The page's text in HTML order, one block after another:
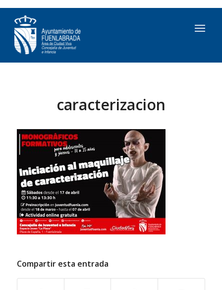
caracterizacion
Compartir esta entrada